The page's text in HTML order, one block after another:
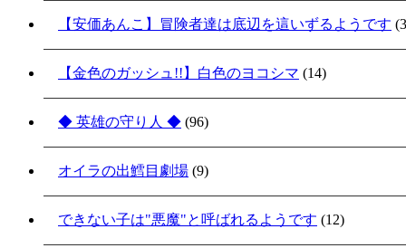
【安価あんこ】冒険者達は底辺を這いずるようです
【金色のガッシュ!!】白色のヨコシマ (14)
◆ 英雄の守り人 ◆ (96)
オイラの出鱈目劇場 (9)
できない子は"悪魔"と呼ばれるようです (12)